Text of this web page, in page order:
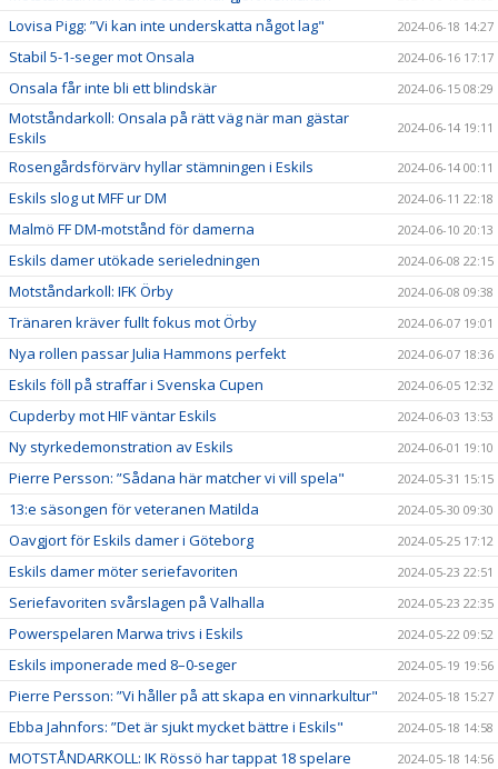
Lovisa Pigg: ”Vi kan inte underskatta något lag" 2024-06-18 14:27
Stabil 5-1-seger mot Onsala 2024-06-16 17:17
Onsala får inte bli ett blindskär 2024-06-15 08:29
Motståndarkoll: Onsala på rätt väg när man gästar
Eskils
2024-06-14 19:11
Rosengårdsförvärv hyllar stämningen i Eskils 2024-06-14 00:11
Eskils slog ut MFF ur DM 2024-06-11 22:18
Malmö FF DM-motstånd för damerna 2024-06-10 20:13
Eskils damer utökade serieledningen 2024-06-08 22:15
Motståndarkoll: IFK Örby 2024-06-08 09:38
Tränaren kräver fullt fokus mot Örby 2024-06-07 19:01
Nya rollen passar Julia Hammons perfekt 2024-06-07 18:36
Eskils föll på straffar i Svenska Cupen 2024-06-05 12:32
Cupderby mot HIF väntar Eskils 2024-06-03 13:53
Ny styrkedemonstration av Eskils 2024-06-01 19:10
Pierre Persson: ”Sådana här matcher vi vill spela" 2024-05-31 15:15
13:e säsongen för veteranen Matilda 2024-05-30 09:30
Oavgjort för Eskils damer i Göteborg 2024-05-25 17:12
Eskils damer möter seriefavoriten 2024-05-23 22:51
Seriefavoriten svårslagen på Valhalla 2024-05-23 22:35
Powerspelaren Marwa trivs i Eskils 2024-05-22 09:52
Eskils imponerade med 8–0-seger 2024-05-19 19:56
Pierre Persson: ”Vi håller på att skapa en vinnarkultur" 2024-05-18 15:27
Ebba Jahnfors: ”Det är sjukt mycket bättre i Eskils" 2024-05-18 14:58
MOTSTÅNDARKOLL: IK Rössö har tappat 18 spelare 2024-05-18 14:56